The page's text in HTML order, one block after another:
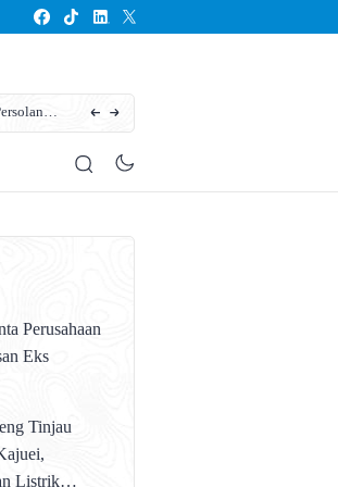
Karhutla Kotim Meluas, BPBD Sebut Sudah
Perusahaan
Eks
Tinjau
Listrik